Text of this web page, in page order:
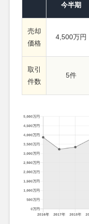
今半期
売却
価格
4,500万円
取引
件数
5件